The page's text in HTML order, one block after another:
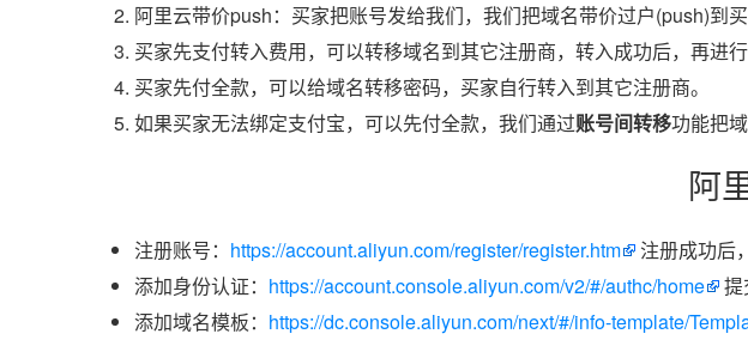
阿里云带价push：买家把账号发给我们，我们把域名带价过户(push)到
买家先支付转入费用，可以转移域名到其它注册商，转入成功后，再进行
买家先付全款，可以给域名转移密码，买家自行转入到其它注册商。
如果买家无法绑定支付宝，可以先付全款，我们通过账号间转移功能把
阿
注册账号： https://account.aliyun.com/register/register.htm
注册成功后
添加身份认证： https://account.console.aliyun.com/v2/#/authc/home
提
添加域名模板： https://dc.console.aliyun.com/next/#/info-template/